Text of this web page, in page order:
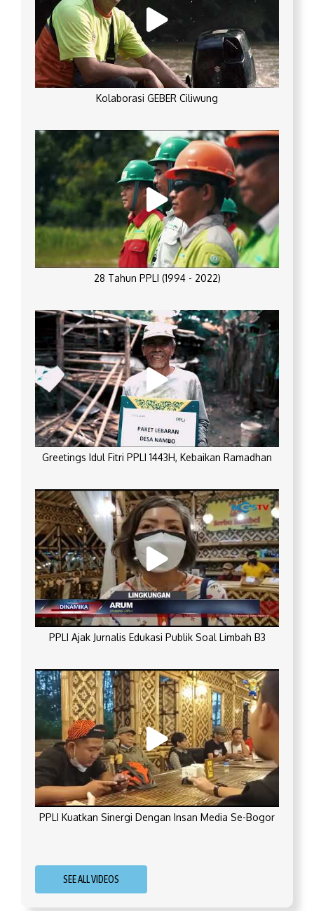
Kolaborasi GEBER Ciliwung
28 Tahun PPLI (1994 - 2022)
Greetings Idul Fitri PPLI 1443H, Kebaikan Ramadhan
PPLI Ajak Jurnalis Edukasi Publik Soal Limbah B3
PPLI Kuatkan Sinergi Dengan Insan Media Se-Bogor
SEE ALL VIDEOS